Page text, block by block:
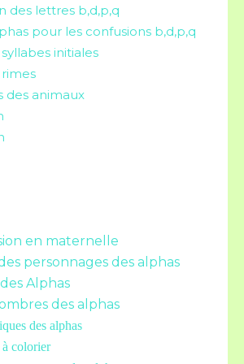
des lettres b,d,p,q
pour les confusions b,d,p,q
initiales
des animaux
en maternelle
personnages des alphas
Alphas
des alphas
des alphas
à colorier